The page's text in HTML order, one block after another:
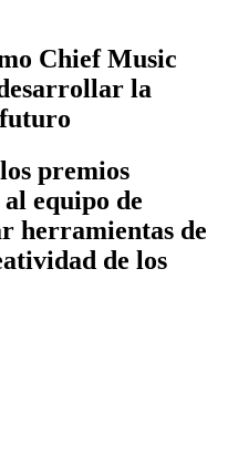
Chief Music
la
premios
equipo de
herramientas de
de los